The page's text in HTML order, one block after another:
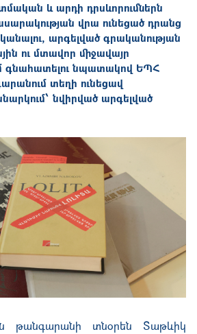
և արդի դրսևորումներն
վրա ունեցած դրանց
արգելված գրականության
ու մտավոր միջավայր
գնահատելու նպատակով ԵՊՀ
տեղի ունեցավ
նվիրված արգելված
թանգարանի տնօրեն Տաթևիկ